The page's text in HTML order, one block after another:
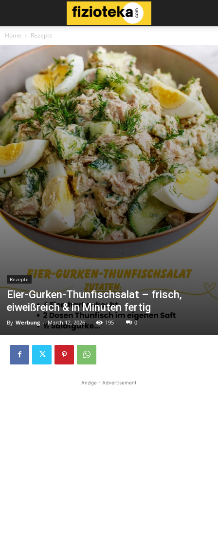
Home Rezepte
Rezepte
Eier-Gurken-Thunfischsalat – frisch,
eiweißreich & in Minuten fertig
By Werbung - March 12, 2026 195 0
Anzige - Advertisement